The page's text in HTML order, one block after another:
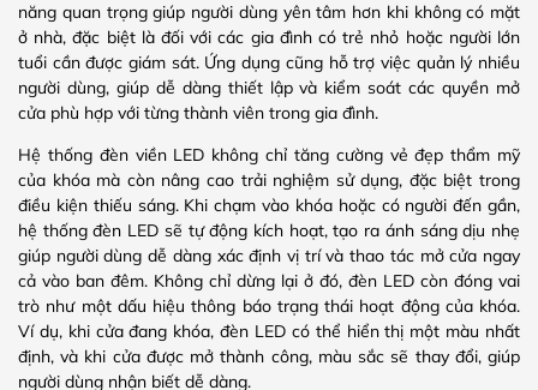
năng quan trọng giúp người dùng yên tâm hơn khi không có mặt
ở nhà, đặc biệt là đối với các gia đình có trẻ nhỏ hoặc người lớn
tuổi cần được giám sát. Ứng dụng cũng hỗ trợ việc quản lý nhiều
người dùng, giúp dễ dàng thiết lập và kiểm soát các quyền mở
cửa phù hợp với từng thành viên trong gia đình.
Hệ thống đèn viền LED không chỉ tăng cường vẻ đẹp thẩm mỹ
của khóa mà còn nâng cao trải nghiệm sử dụng, đặc biệt trong
điều kiện thiếu sáng. Khi chạm vào khóa hoặc có người đến gần,
hệ thống đèn LED sẽ tự động kích hoạt, tạo ra ánh sáng dịu nhẹ
giúp người dùng dễ dàng xác định vị trí và thao tác mở cửa ngay
cả vào ban đêm. Không chỉ dừng lại ở đó, đèn LED còn đóng vai
trò như một dấu hiệu thông báo trạng thái hoạt động của khóa.
Ví dụ, khi cửa đang khóa, đèn LED có thể hiển thị một màu nhất
định, và khi cửa được mở thành công, màu sắc sẽ thay đổi, giúp
người dùng nhận biết dễ dàng.